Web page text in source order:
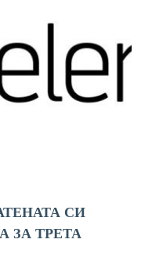
СИ
ЗА ТРЕТА